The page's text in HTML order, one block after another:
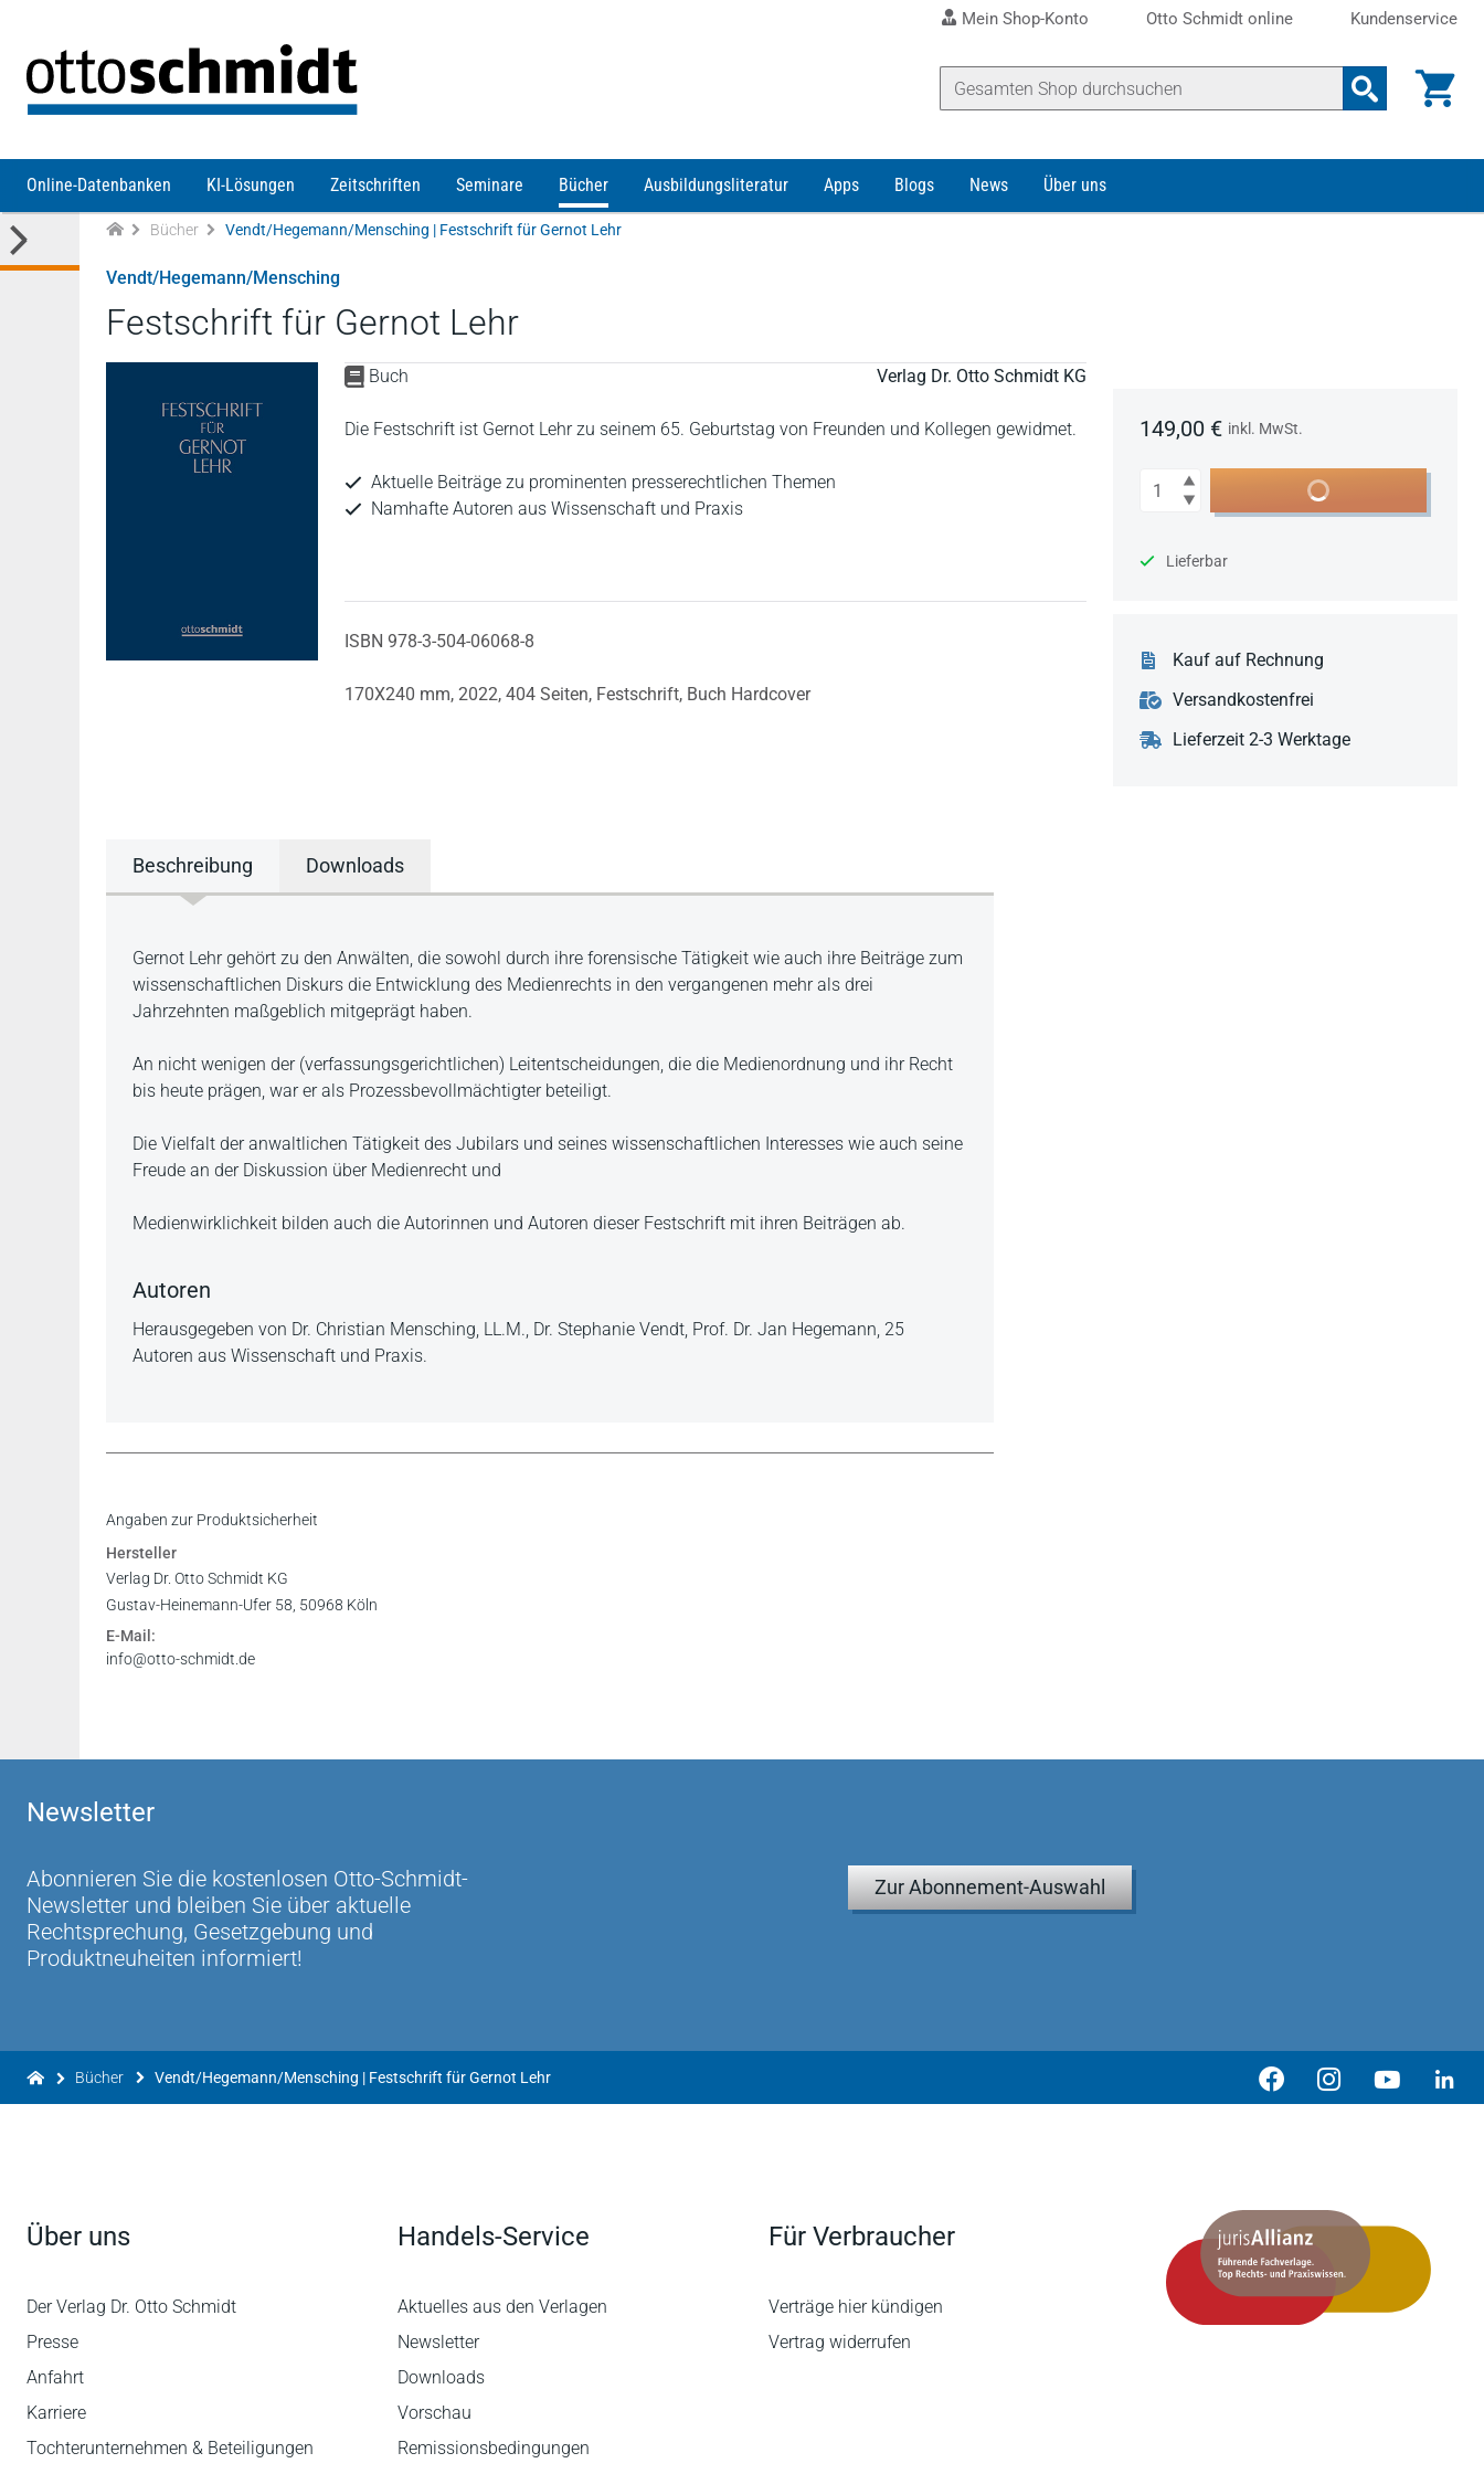
Mein Shop-Konto Otto Schmidt online Kundenservice
Online-Datenbanken KI-Lösungen Zeitschriften Seminare Bücher Ausbildungsliteratur Apps Blogs News Über uns
Bücher Vendt/Hegemann/Mensching | Festschrift für Gernot Lehr
Vendt/Hegemann/Mensching
Festschrift für Gernot Lehr
Buch Verlag Dr. Otto Schmidt KG
Die Festschrift ist Gernot Lehr zu seinem 65. Geburtstag von Freunden und Kollegen gewidmet.
Aktuelle Beiträge zu prominenten presserechtlichen Themen
Namhafte Autoren aus Wissenschaft und Praxis
ISBN 978-3-504-06068-8
170X240 mm, 2022, 404 Seiten, Festschrift, Buch Hardcover
149,00 € inkl. MwSt.
Anzahl In den Warenkorb
Lieferbar
Kauf auf Rechnung
Versandkostenfrei
Lieferzeit 2-3 Werktage
Beschreibung Downloads
Beschreibung
Gernot Lehr gehört zu den Anwälten, die sowohl durch ihre forensische Tätigkeit wie auch ihre Beiträge zum
wissenschaftlichen Diskurs die Entwicklung des Medienrechts in den vergangenen mehr als drei
Jahrzehnten maßgeblich mitgeprägt haben.
An nicht wenigen der (verfassungsgerichtlichen) Leitentscheidungen, die die Medienordnung und ihr Recht
bis heute prägen, war er als Prozessbevollmächtigter beteiligt.
Die Vielfalt der anwaltlichen Tätigkeit des Jubilars und seines wissenschaftlichen Interesses wie auch seine
Freude an der Diskussion über Medienrecht und
Medienwirklichkeit bilden auch die Autorinnen und Autoren dieser Festschrift mit ihren Beiträgen ab.
Autoren
Herausgegeben von Dr. Christian Mensching, LL.M., Dr. Stephanie Vendt, Prof. Dr. Jan Hegemann, 25
Autoren aus Wissenschaft und Praxis.
Inhaltsverzeichnis
Vorwort
Angaben zur Produktsicherheit
Hersteller
Verlag Dr. Otto Schmidt KG
Gustav-Heinemann-Ufer 58, 50968 Köln
E-Mail:
info@otto-schmidt.de
Newsletter
Abonnieren Sie die kostenlosen Otto-Schmidt-
Newsletter und bleiben Sie über aktuelle
Rechtsprechung, Gesetzgebung und
Produktneuheiten informiert!
Zur Abonnement-Auswahl
Bücher Vendt/Hegemann/Mensching | Festschrift für Gernot Lehr
Über uns
Der Verlag Dr. Otto Schmidt
Presse
Anfahrt
Karriere
Tochterunternehmen & Beteiligungen
Handels-Service
Aktuelles aus den Verlagen
Newsletter
Downloads
Vorschau
Remissionsbedingungen
Für Verbraucher
Verträge hier kündigen
Vertrag widerrufen